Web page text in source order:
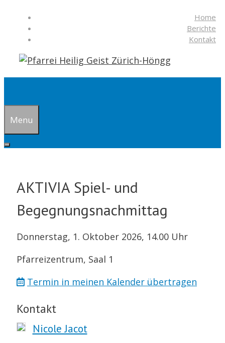
Inhalt
Home
Berichte
Kontakt
Menu
AKTIVIA Spiel- und
Begegnungsnachmittag
Donnerstag, 1. Oktober 2026, 14.00 Uhr
Pfarreizentrum, Saal 1
Termin in meinen Kalender übertragen
Kontakt
Nicole Jacot